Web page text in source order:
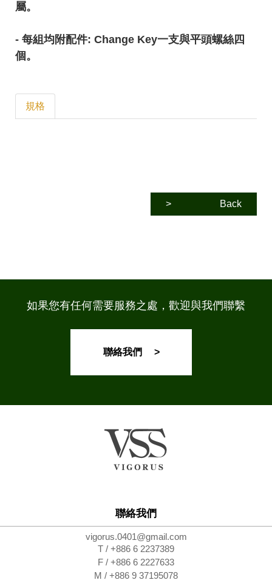
屬。
- 每組均附配件: Change Key一支與平頭螺絲四
個。
規格
> Back
如果您有任何需要服務之處，歡迎與我們聯繫
聯絡我們 >
聯絡我們
vigorus.0401@gmail.com
T / +886 6 2237389
F / +886 6 2227633
M / +886 9 37195078